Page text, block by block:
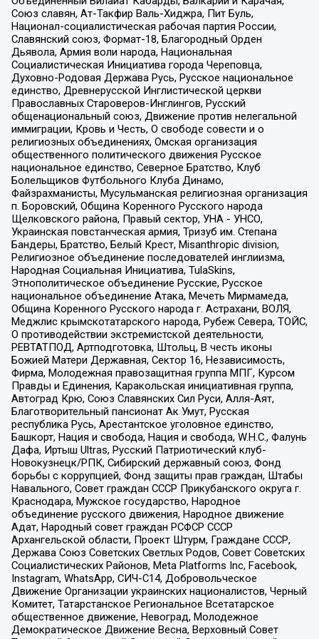
Союз славян, Ат-Такфир Валь-Хиджра, Пит Буль,
Национал-социалистическая рабочая партия России,
Славянский союз, Формат-18, Благородный Орден
Дьявола, Армия воли народа, Национальная
Социалистическая Инициатива города Череповца,
Духовно-Родовая Держава Русь, Русское национальное
единство, Древнерусской Инглистической церкви
Православных Староверов-Инглингов, Русский
общенациональный союз, Движение против нелегальной
иммиграции, Кровь и Честь, О свободе совести и о
религиозных объединениях, Омская организация
общественного политического движения Русское
национальное единство, Северное Братство, Клуб
Болельщиков Футбольного Клуба Динамо,
Файзрахманисты, Мусульманская религиозная организация
п. Боровский, Община Коренного Русского народа
Щелковского района, Правый сектор, УНА - УНСО,
Украинская повстанческая армия, Тризуб им. Степана
Бандеры, Братство, Белый Крест, Misanthropic division,
Религиозное объединение последователей инглиизма,
Народная Социальная Инициатива, TulaSkins,
Этнополитическое объединение Русские, Русское
национальное объединение Атака, Мечеть Мирмамеда,
Община Коренного Русского народа г. Астрахани, ВОЛЯ,
Меджлис крымскотатарского народа, Рубеж Севера, ТОЙС,
О противодействии экстремистской деятельности,
РЕВТАТПОД, Артподготовка, Штольц, В честь иконы
Божией Матери Державная, Сектор 16, Независимость,
Фирма, Молодежная правозащитная группа МПГ, Курсом
Правды и Единения, Каракольская инициативная группа,
Автоград Крю, Союз Славянских Сил Руси, Алля-Аят,
Благотворительный пансионат Ак Умут, Русская
республика Русь, Арестантское уголовное единство,
Башкорт, Нация и свобода, Нация и свобода, W.H.С., Фалунь
Дафа, Иртыш Ultras, Русский Патриотический клуб-
Новокузнецк/РПК, Сибирский державный союз, Фонд
борьбы с коррупцией, Фонд защиты прав граждан, Штабы
Навального, Совет граждан СССР Прикубанского округа г.
Краснодара, Мужское государство, Народное
объединение русского движения, Народное движение
Адат, Народный совет граждан РСФСР СССР
Архангельской области, Проект Штурм, Граждане СССР,
Держава Союз Советских Светлых Родов, Совет Советских
Социалистических Районов, Meta Platforms Inc, Facebook,
Instagram, WhatsApp, СИЧ-С14, Добровольческое
Движение Организации украинских националистов, Черный
Комитет, Татарстанское Региональное Всетатарское
общественное движение, Невоград, Молодежное
Демократическое Движение Весна, Верховный Совет